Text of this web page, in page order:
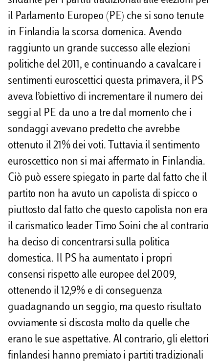
il Parlamento Europeo (PE) che si sono tenute
in Finlandia la scorsa domenica. Avendo
raggiunto un grande successo alle elezioni
politiche del 2011, e continuando a cavalcare i
sentimenti euroscettici questa primavera, il PS
aveva l’obiettivo di incrementare il numero dei
seggi al PE da uno a tre dal momento che i
sondaggi avevano predetto che avrebbe
ottenuto il 21% dei voti. Tuttavia il sentimento
euroscettico non si mai affermato in Finlandia.
Ciò può essere spiegato in parte dal fatto che il
partito non ha avuto un capolista di spicco o
piuttosto dal fatto che questo capolista non era
il carismatico leader Timo Soini che al contrario
ha deciso di concentrarsi sulla politica
domestica. Il PS ha aumentato i propri
consensi rispetto alle europee del 2009,
ottenendo il 12,9% e di conseguenza
guadagnando un seggio, ma questo risultato
ovviamente si discosta molto da quelle che
erano le sue aspettative. Al contrario, gli elettori
finlandesi hanno premiato i partiti tradizionali